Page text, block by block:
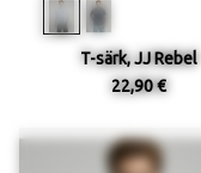
T-särk, JJ Rebel
22,90 €